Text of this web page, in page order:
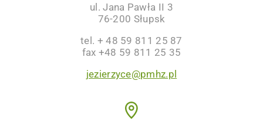
ul. Jana Pawła II 3
76-200 Słupsk
tel. + 48 59 811 25 87
fax +48 59 811 25 35
jezierzyce@pmhz.pl